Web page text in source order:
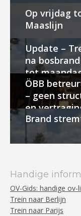
Op vrijdag
Maaslijn
Update –
na
tot
ÖBB
– geen
en
Brand
Handige
OV-Gids: handige ov-
Trein naar Berlijn
Trein naar Parijs